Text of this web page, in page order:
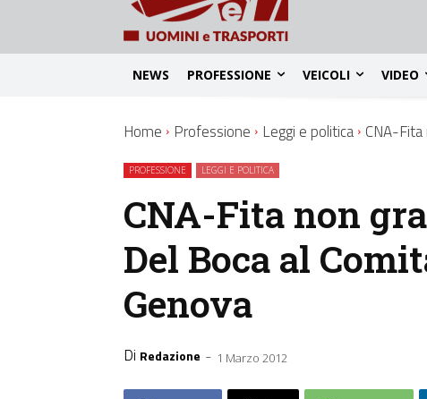
NEWS PROFESSIONE VEICOLI VIDEO
Home Professione Leggi e politica CNA-
PROFESSIONE LEGGI E POLITICA
CNA-Fita non
Del Boca al
Genova
Di Redazione - 1 Marzo 2012